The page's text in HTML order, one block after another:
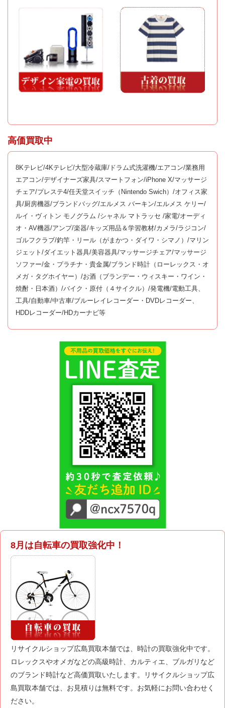
高価買取中
8Kテレビ/4Kテレビ/大型冷蔵庫/ドラム式洗濯機/エアコン/業務用
エアコン/デザイナーズ家具/スマートフォン/iPhone X/マッサージ
チェア/プレステ4/任天堂スイッチ（Nintendo Swich）/オフィス家
具/厨房機器/ブランドバッグ/エルメス バーキン/エルメス ケリー/
ルイ・ヴィトン モノグラム /シャネル マトラッセ /家電/オーディ
オ・AV機器/アンプ/楽器/キッズ用品＆学習教材/カメラ/ラジコン/
ゴルフクラブ/釣竿・リール（がまかつ・ダイワ・シマノ）/マリン
ジェット/ダイエット器具/美容器具/マッサージチェア/マッサージ
ソファー/金・プラチナ・貴金属/ブランド時計（ローレックス・オ
メガ・タグホイヤー）/お酒（ブランデー・ウィスキー・ワイン・
焼酎・日本酒）/バイク・原付（４サイクル）/発電機/電動工具、
工具/自動車/中古車/ブルーレイレコーダー・DVDレコーダー、
HDDレコーダー/HDカーナビ等
8月は自転車の買取強化中！
リサイクルショップ広島買取本舗では、時計の買取強化中です。
ロレックスやオメガなどの高級時計、カルティエ、ブルガリなど
のブランド時計など高価買取いたします。リサイクルショップ広
島買取本舗では、お見積りは無料です。お気軽にお問い合わせく
ださい。